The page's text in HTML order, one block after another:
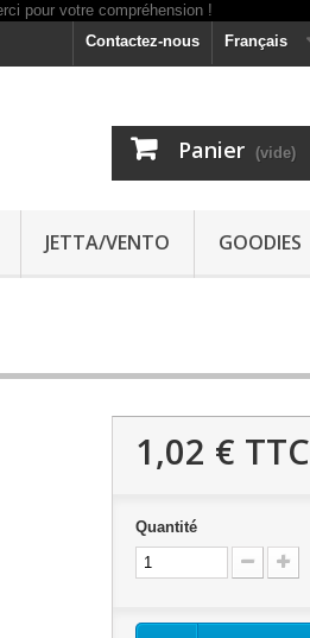
Français
Contactez-nous
Panier (vide)
JETTA/VENTO GOODIES
1,02 € TTC
Quantité